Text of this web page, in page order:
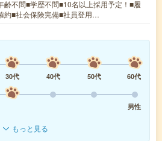
齢不問■学歴不問■10名以上採用予定！■履
約■社会保険完備■社員登用…
30代 40代 50代
60代
男性
もっと見る